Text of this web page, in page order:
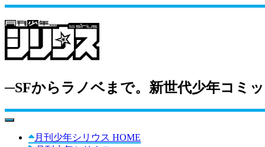
─SFからラノベまで。新世代少年コミ
toggle navigation
月刊少年シリウス HOME